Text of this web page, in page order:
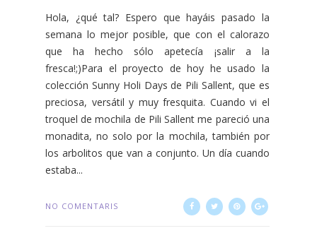
Hola, ¿qué tal? Espero que hayáis pasado la
semana lo mejor posible, que con el calorazo
que ha hecho sólo apetecía ¡salir a la
fresca!;)Para el proyecto de hoy he usado la
colección Sunny Holi Days de Pili Sallent, que es
preciosa, versátil y muy fresquita. Cuando vi el
troquel de mochila de Pili Sallent me pareció una
monadita, no solo por la mochila, también por
los arbolitos que van a conjunto. Un día cuando
estaba...
NO COMENTARIS